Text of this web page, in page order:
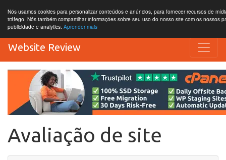
Nós usamos cookies para personalizar conteúdos e anúncios, para fornecer recursos de
tráfego. Nós também compartilhar informações sobre seu uso do nosso site com os nossos
publicidade e analytics. Aprender mais
Website Review
Avaliação de site